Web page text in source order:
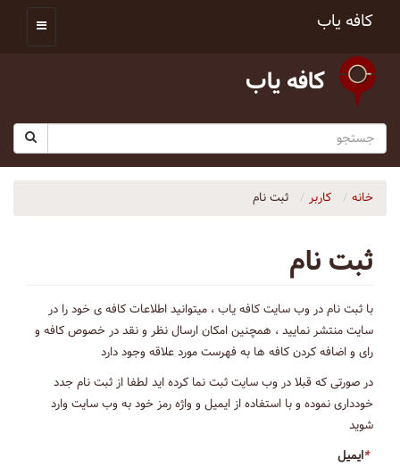
کافه یاب
کافه یاب
خانه کاربر ثبت نام
ثبت نام
با ثبت نام در وب سایت کافه یاب ، میتوانید اطلاعات کافه ی خود را در
سایت منتشر نمایید ، همچنین امکان ارسال نظر و نقد در خصوص کافه و
رای و اضافه کردن کافه ها به فهرست مورد علاقه وجود دارد
در صورتی که قبلا در وب سایت ثبت نما کرده اید لطفا از ثبت نام جدد
خودداری نموده و با استفاده از ایمیل و واژه رمز خود به وب سایت وارد
شوید
*ایمیل